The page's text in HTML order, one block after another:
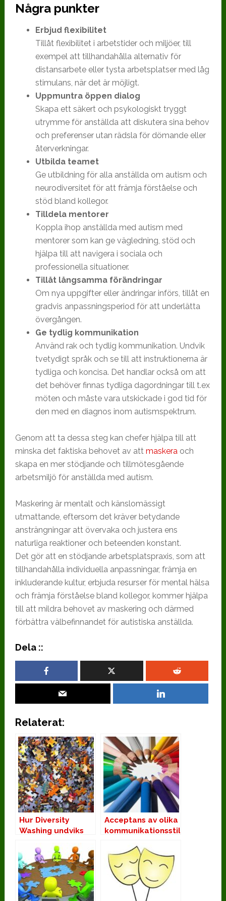
Några punkter
Erbjud flexibilitet
Tillåt flexibilitet i arbetstider och miljöer, till
exempel att tillhandahålla alternativ för
distansarbete eller tysta arbetsplatser med låg
stimulans, när det är möjligt.
Uppmuntra öppen dialog
Skapa ett säkert och psykologiskt tryggt
utrymme för anställda att diskutera sina behov
och preferenser utan rädsla för dömande eller
återverkningar.
Utbilda teamet
Ge utbildning för alla anställda om autism och
neurodiversitet för att främja förståelse och
stöd bland kollegor.
Tilldela mentorer
Koppla ihop anställda med autism med
mentorer som kan ge vägledning, stöd och
hjälpa till att navigera i sociala och
professionella situationer.
Tillåt långsamma förändringar
Om nya uppgifter eller ändringar införs, tillåt en
gradvis anpassningsperiod för att underlätta
övergången.
Ge tydlig kommunikation
Använd rak och tydlig kommunikation. Undvik
tvetydigt språk och se till att instruktionerna är
tydliga och koncisa. Det handlar också om att
det behöver finnas tydliga dagordningar till t.ex
möten och måste vara utskickade i god tid för
den med en diagnos inom autismspektrum.
Genom att ta dessa steg kan chefer hjälpa till att
minska det faktiska behovet av att maskera och
skapa en mer stödjande och tillmötesgående
arbetsmiljö för anställda med autism.
Maskering är mentalt och känslomässigt
utmattande, eftersom det kräver betydande
ansträngningar att övervaka och justera ens
naturliga reaktioner och beteenden konstant.
Det gör att en stödjande arbetsplatspraxis, som att
tillhandahålla individuella anpassningar, främja en
inkluderande kultur, erbjuda resurser för mental hälsa
och främja förståelse bland kollegor, kommer hjälpa
till att mildra behovet av maskering och därmed
förbättra välbefinnandet för autistiska anställda.
Dela ::
Relaterat:
Hur Diversity
Washing undviks
Acceptans av olika
kommunikationsstilar